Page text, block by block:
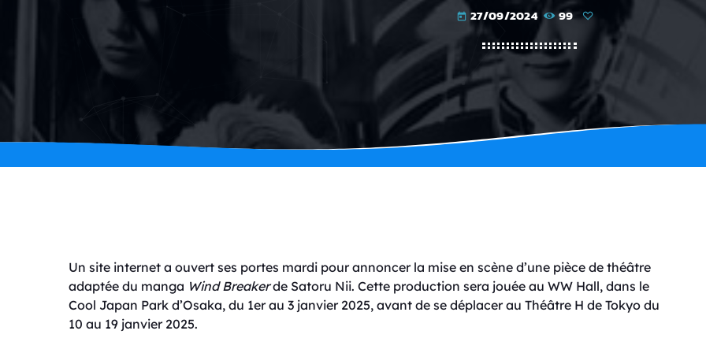
today 27/09/2024 99
Un site internet a ouvert ses portes mardi pour annoncer la mise en scène d’une pièce de théâtre
adaptée du manga Wind Breakerde Satoru Nii. Cette production sera jouée au WW Hall, dans le
Cool Japan Park d’Osaka, du 1er au 3 janvier 2025, avant de se déplacer au Théâtre H de Tokyo du
10 au 19 janvier 2025.